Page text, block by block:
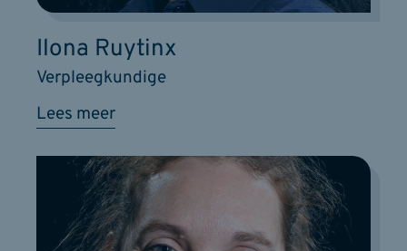
Lees meer
Verpleegkundige
Ilona Ruytinx